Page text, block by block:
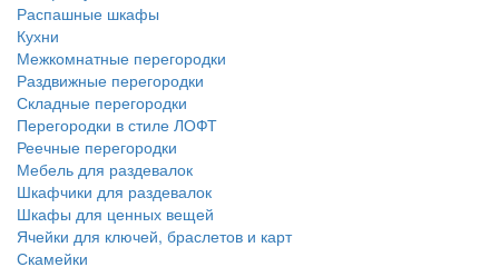
Распашные шкафы
Кухни
Межкомнатные перегородки
Раздвижные перегородки
Складные перегородки
Перегородки в стиле ЛОФТ
Реечные перегородки
Мебель для раздевалок
Шкафчики для раздевалок
Шкафы для ценных вещей
Ячейки для ключей, браслетов и карт
Скамейки